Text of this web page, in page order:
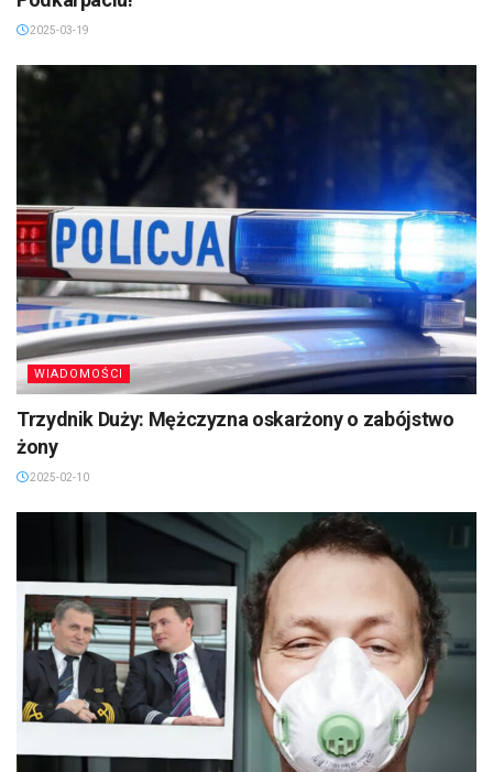
2025-03-19
WIADOMOŚCI
Trzydnik Duży: Mężczyzna oskarżony o zabójstwo
żony
2025-02-10